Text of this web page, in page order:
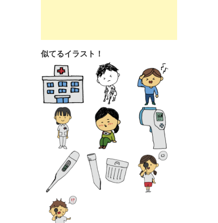
似てるイラスト！